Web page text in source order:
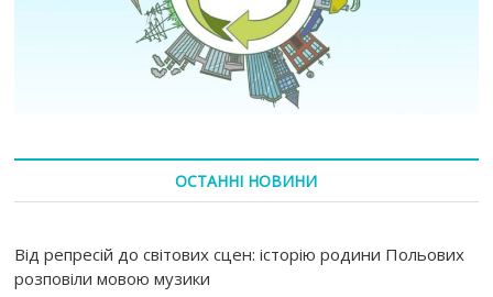
ОСТАННІ НОВИНИ
Від репресій до світових сцен: історію родини Польових
розповіли мовою музики